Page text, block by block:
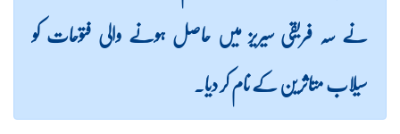
سیریز میں حاصل ہونے والی فتوحات کو
کے نام کر دیا۔